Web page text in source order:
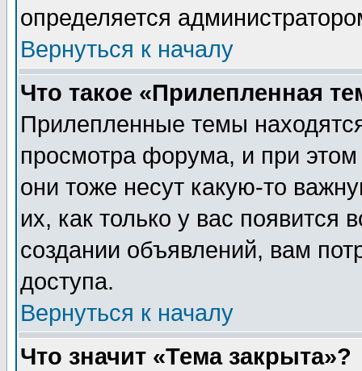
определяется
Вернуться к началу
Что такое «Прилепленная
Прилепленные темы
просмотра форума, и при
они тоже несут какую-то
их, как только у вас появится
создании объявлений, вам
доступа.
Вернуться к началу
Что значит «Тема закрыта»?